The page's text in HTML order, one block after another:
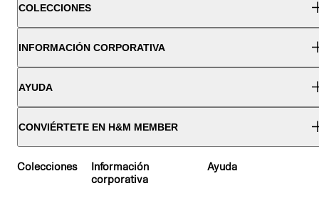
COLECCIONES
INFORMACIÓN CORPORATIVA
AYUDA
CONVIÉRTETE EN H&M MEMBER
Colecciones
Información
corporativa
Ayuda